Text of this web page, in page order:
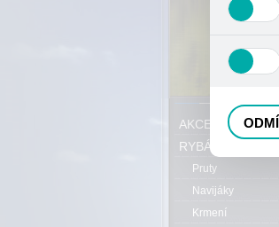
AKCE, SLEVY,
RYBÁŘSKÝ
Pruty
Navijáky
Krmení
se
není
nejedná
odkazy,